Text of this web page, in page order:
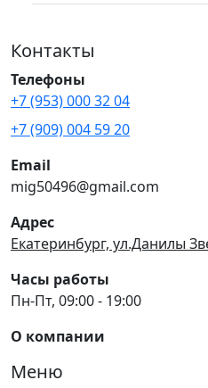
Контакты
Телефоны
+7 (953) 000 32 04
+7 (909) 004 59 20
Email
mig50496@gmail.com
Адрес
Екатеринбург, ул.Данилы
Часы работы
Пн-Пт, 09:00 - 19:00
О компании
Меню